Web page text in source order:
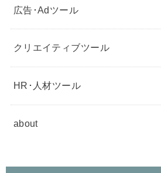
広告･Adツール
クリエイティブツール
HR･人材ツール
about